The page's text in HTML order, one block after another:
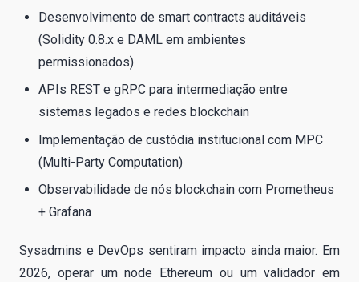
Desenvolvimento de smart contracts auditáveis
(Solidity 0.8.x e DAML em ambientes
permissionados)
APIs REST e gRPC para intermediação entre
sistemas legados e redes blockchain
Implementação de custódia institucional com MPC
(Multi-Party Computation)
Observabilidade de nós blockchain com Prometheus
+ Grafana
Sysadmins e DevOps sentiram impacto ainda maior. Em
2026, operar um node Ethereum ou um validador em